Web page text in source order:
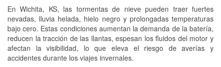
En Wichita, KS, las tormentas de nieve pueden traer fuertes
nevadas, lluvia helada, hielo negro y prolongadas temperaturas
bajo cero. Estas condiciones aumentan la demanda de la batería,
reducen la tracción de las llantas, espesan los fluidos del motor y
afectan la visibilidad, lo que eleva el riesgo de averías y
accidentes durante los viajes invernales.
Programa de Préstamo de
Herramientas
Rectificación de tambores y discos de
freno